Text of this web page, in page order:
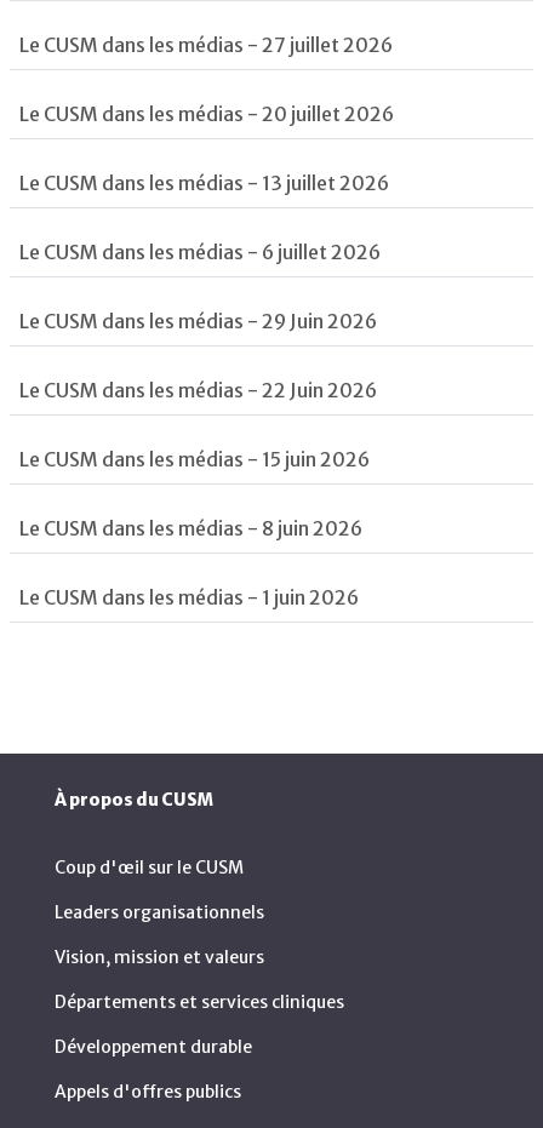
Le CUSM dans les médias - 27 juillet 2026
Le CUSM dans les médias - 20 juillet 2026
Le CUSM dans les médias - 13 juillet 2026
Le CUSM dans les médias - 6 juillet 2026
Le CUSM dans les médias - 29 Juin 2026
Le CUSM dans les médias - 22 Juin 2026
Le CUSM dans les médias - 15 juin 2026
Le CUSM dans les médias - 8 juin 2026
Le CUSM dans les médias - 1 juin 2026
À propos du CUSM
Coup d'œil sur le CUSM
Leaders organisationnels
Vision, mission et valeurs
Départements et services cliniques
Développement durable
Appels d'offres publics